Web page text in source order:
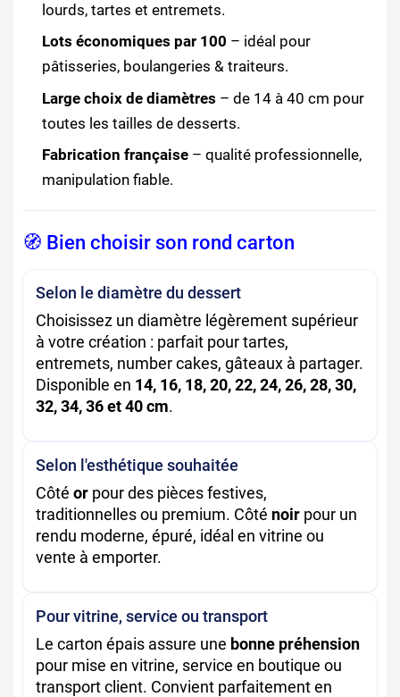
lourds, tartes et entremets.
Lots économiques par 100 – idéal pour
pâtisseries, boulangeries & traiteurs.
Large choix de diamètres – de 14 à 40 cm pour
toutes les tailles de desserts.
Fabrication française – qualité professionnelle,
manipulation fiable.
🧭 Bien choisir son rond carton
Selon le diamètre du dessert
Choisissez un diamètre légèrement supérieur
à votre création : parfait pour tartes,
entremets, number cakes, gâteaux à partager.
Disponible en 14, 16, 18, 20, 22, 24, 26, 28, 30,
32, 34, 36 et 40 cm.
Selon l'esthétique souhaitée
Côté or pour des pièces festives,
traditionnelles ou premium. Côté noir pour un
rendu moderne, épuré, idéal en vitrine ou
vente à emporter.
Pour vitrine, service ou transport
Le carton épais assure une bonne préhension
pour mise en vitrine, service en boutique ou
transport client. Convient parfaitement en